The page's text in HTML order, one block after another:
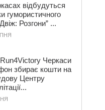
відбудуться
гумористичного
Розгони” ...
Черкаси
збирає кошти на
Центру